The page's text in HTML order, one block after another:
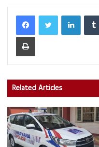
Print
Related Articles